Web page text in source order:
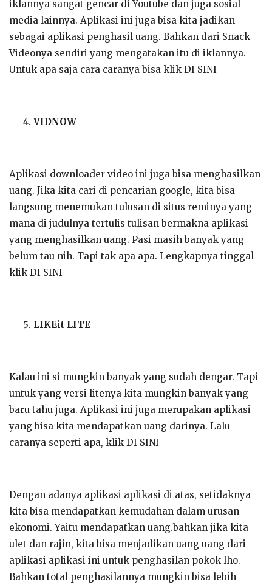
iklannya sangat gencar di Youtube dan juga sosial
media lainnya. Aplikasi ini juga bisa kita jadikan
sebagai aplikasi penghasil uang. Bahkan dari Snack
Videonya sendiri yang mengatakan itu di iklannya.
Untuk apa saja cara caranya bisa klik DI SINI
VIDNOW
Aplikasi downloader video ini juga bisa menghasilkan
uang. Jika kita cari di pencarian google, kita bisa
langsung menemukan tulusan di situs reminya yang
mana di judulnya tertulis tulisan bermakna aplikasi
yang menghasilkan uang. Pasi masih banyak yang
belum tau nih. Tapi tak apa apa. Lengkapnya tinggal
klik DI SINI
LIKEit LITE
Kalau ini si mungkin banyak yang sudah dengar. Tapi
untuk yang versi litenya kita mungkin banyak yang
baru tahu juga. Aplikasi ini juga merupakan aplikasi
yang bisa kita mendapatkan uang darinya. Lalu
caranya seperti apa, klik DI SINI
Dengan adanya aplikasi aplikasi di atas, setidaknya
kita bisa mendapatkan kemudahan dalam urusan
ekonomi. Yaitu mendapatkan uang.bahkan jika kita
ulet dan rajin, kita bisa menjadikan uang uang dari
aplikasi aplikasi ini untuk penghasilan pokok lho.
Bahkan total penghasilannya mungkin bisa lebih